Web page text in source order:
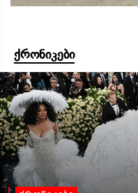
ქრონიკები